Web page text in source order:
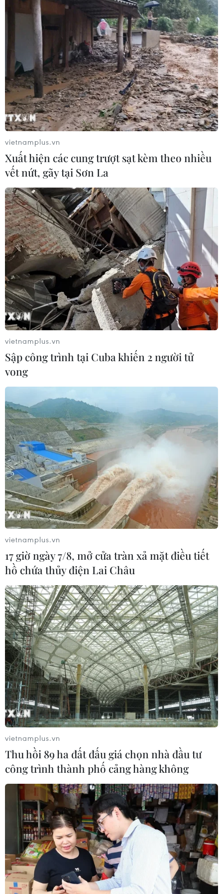
vietnamplus.vn
Xuất hiện các cung trượt sạt kèm theo nhiều
vết nứt, gãy tại Sơn La
vietnamplus.vn
Sập công trình tại Cuba khiến 2 người tử
vong
vietnamplus.vn
17 giờ ngày 7/8, mở cửa tràn xả mặt điều tiết
hồ chứa thủy điện Lai Châu
vietnamplus.vn
Thu hồi 89 ha đất đấu giá chọn nhà đầu tư
công trình thành phố cảng hàng không